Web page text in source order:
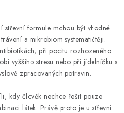
střevní formule mohou být vhodné
a mikrobiom systematičtěji.
při pocitu rozhozeného
vyššího stresu nebo při jídelníčku s
zpracovaných potravin.
kdy člověk nechce řešit pouze
látek. Právě proto je u střevní